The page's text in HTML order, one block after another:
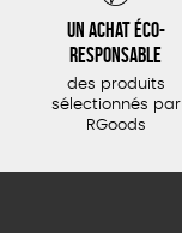
Un achat éco-
responsable
des produits
sélectionnés par
RGoods